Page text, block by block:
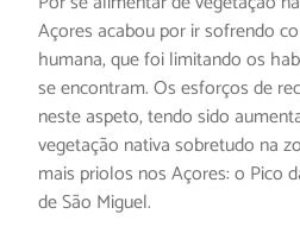
Açores acabou por ir sofrendo
humana, que foi limitando os
se encontram. Os esforços de
neste aspeto, tendo sido
vegetação nativa sobretudo na
mais priolos nos Açores: o Pico
de São Miguel.